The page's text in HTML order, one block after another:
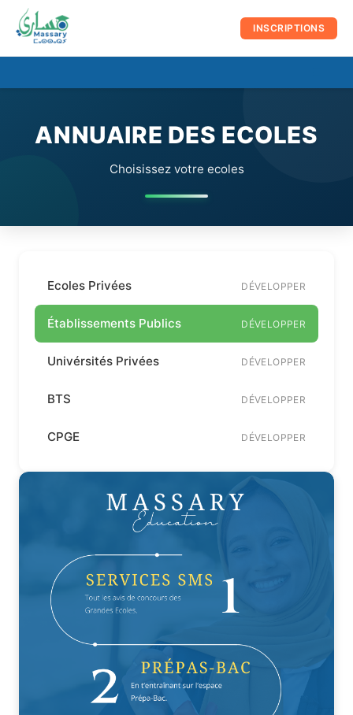
contenu
INSCRIPTIONS
ANNUAIRE DES ECOLES
Choisissez votre ecoles
Ecoles Privées DÉVELOPPER
Établissements Publics DÉVELOPPER
Univérsités Privées DÉVELOPPER
BTS DÉVELOPPER
CPGE DÉVELOPPER